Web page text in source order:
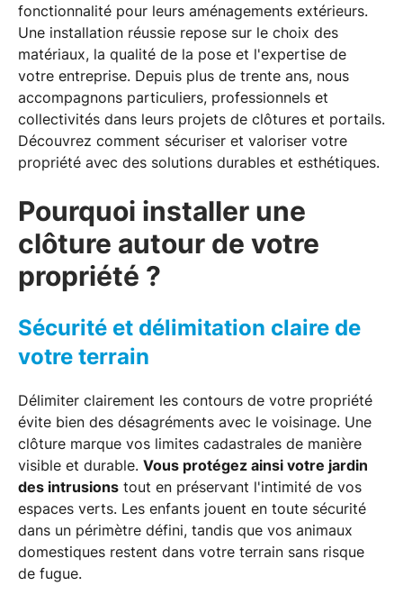
fonctionnalité pour leurs aménagements extérieurs.
Une installation réussie repose sur le choix des
matériaux, la qualité de la pose et l'expertise de
votre entreprise. Depuis plus de trente ans, nous
accompagnons particuliers, professionnels et
collectivités dans leurs projets de clôtures et portails.
Découvrez comment sécuriser et valoriser votre
propriété avec des solutions durables et esthétiques.
Pourquoi installer une
clôture autour de votre
propriété ?
Sécurité et délimitation claire de
votre terrain
Délimiter clairement les contours de votre propriété
évite bien des désagréments avec le voisinage. Une
clôture marque vos limites cadastrales de manière
visible et durable. Vous protégez ainsi votre jardin
des intrusions tout en préservant l'intimité de vos
espaces verts. Les enfants jouent en toute sécurité
dans un périmètre défini, tandis que vos animaux
domestiques restent dans votre terrain sans risque
de fugue.